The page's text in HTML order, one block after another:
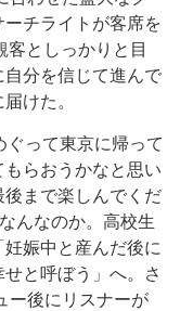
チライトが客席を
としっかりと目
分を信じて進んで
けた。
って東京に帰って
らおうかなと思い
後まで楽しんでくだ
んなのか。高校生
娠中と産んだ後に
と呼ぼう」へ。さ
ー後にリスナーが